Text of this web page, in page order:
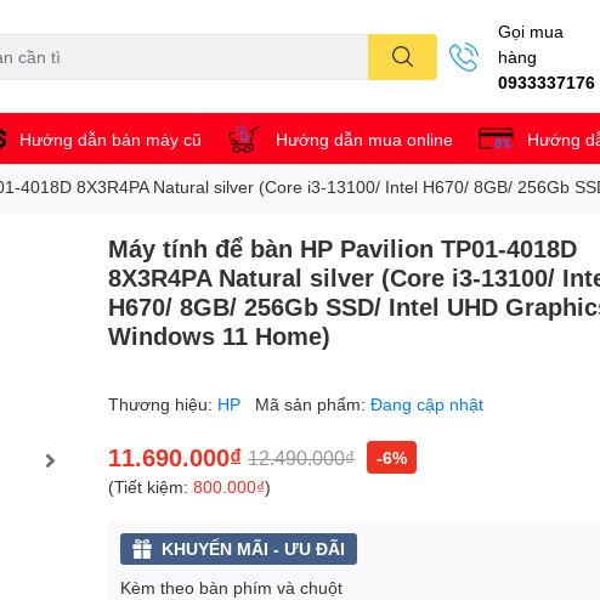
Gọi mua
hàng
0933337176
Hướng dẫn bán máy cũ Hướng dẫn mua online Hướng
4018D 8X3R4PA Natural silver (Core i3-13100/ Intel H670/ 8GB/ 256Gb
Máy tính để bàn HP Pavilion TP01-4018D
8X3R4PA Natural silver (Core i3-13100/
H670/ 8GB/ 256Gb SSD/ Intel UHD
Windows 11 Home)
Thương hiệu: HP Mã sản phẩm:Đang cập nhật
11.690.000₫ 12.490.000₫
-6%
(Tiết kiệm:800.000₫)
KHUYẾN MÃI - ƯU ĐÃI
Kèm theo bàn phím và chuột